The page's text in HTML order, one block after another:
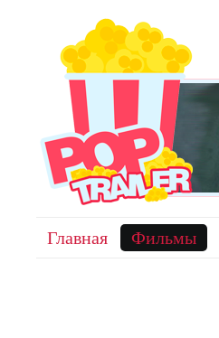
Главная Фильмы